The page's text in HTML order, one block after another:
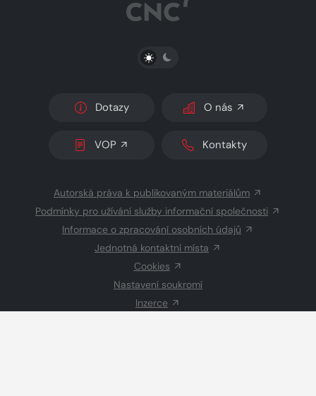
PŘEPNOUT SVĚTLÝ/TMAVÝ REŽIM
Dotazy O nás
VOP Kontakty
Autorská práva k publikovaným materiálům
Podmínky pro užívání služby informační společnosti
Informace o zpracování osobních údajů
Jednotná kontaktní místa
Cookies
Nastavení soukromí
Inzerce